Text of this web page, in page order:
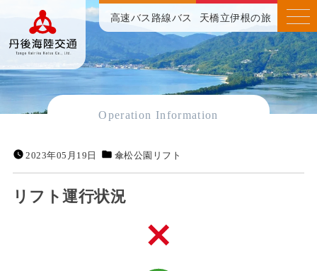
高速バス 路線バス 天橋立伊根の旅
Operation Information
2023年05月19日 傘松公園リフト
リフト運行状況